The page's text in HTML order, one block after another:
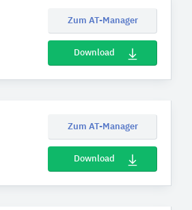
Zum AT-Manager
Download
Zum AT-Manager
Download